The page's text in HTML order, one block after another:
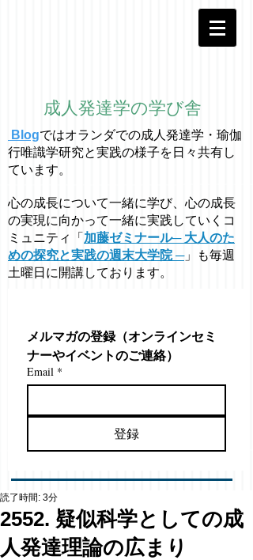
成人発達学の学び舎
Blogではオラ ンダでの成人発達学・ 瑜伽
行唯識学研究と実践の様子を日々共有し
ています。
心の成長について一緒に学び、心の成長
の実現に向かって一緒に実践していくコ
ミュニティ「 加藤ゼミナール─ 大人のた
めの探究と実践の週末大学院 ─」も毎週
土曜日に開講しております。
メルマガの登録（オンラインセミ
ナーやイベントのご連絡）
Email *
登録
2552. 疑似科学としての成
人発達理論の広まり
読了時間: 3分